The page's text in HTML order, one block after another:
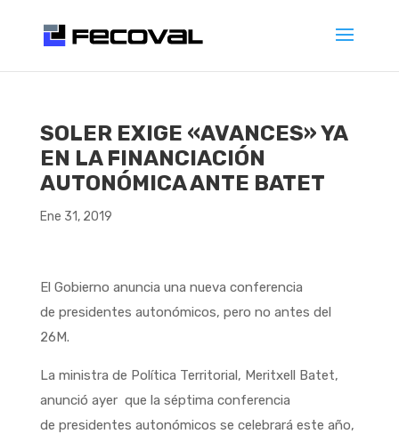
SOLER EXIGE «AVANCES» YA
EN LA FINANCIACIÓN
AUTONÓMICA ANTE BATET
Ene 31, 2019
El Gobierno anuncia una nueva conferencia
de presidentes autonómicos, pero no antes del
26M.
La ministra de Política Territorial, Meritxell Batet,
anunció ayer que la séptima conferencia
de presidentes autonómicos se celebrará este año,